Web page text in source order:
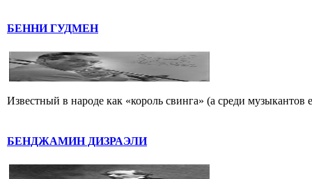
БЕННИ ГУДМЕН
Известный в народе как «король свинга» (а среди
БЕНДЖАМИН ДИЗРАЭЛИ